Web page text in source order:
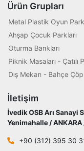
Ürün Grupları
Metal Plastik Oyun
Ahşap Çocuk Parkları
Oturma Bankları
Piknik Masaları - Çatılı
Dış Mekan - Bahçe Çöp
İletişim
İvedik OSB Arı Sanayi
Yenimahalle / ANKARA
+90 (312) 395 30